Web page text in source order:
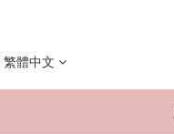
繁體中文